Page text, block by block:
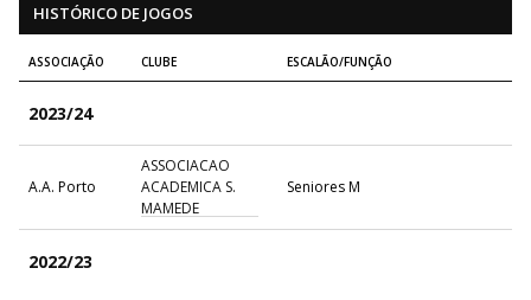
HISTÓRICO DE JOGOS
ASSOCIAÇÃO CLUBE ESCALÃO/FUNÇÃO
2023/24
A.A. Porto
ASSOCIACAO
ACADEMICA S.
MAMEDE
Seniores M
2022/23